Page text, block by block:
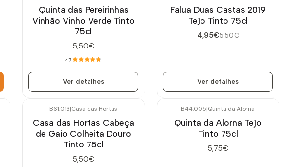
Quinta das Pereirinhas
Vinhão Vinho Verde Tinto
75cl
5,50€
4.7
Ver detalhes
Esgotado
Falua Duas Castas 2019
Tejo Tinto 75cl
4,95€5,50€
Ver detalhes
B61.013|Casa das Hortas
Casa das Hortas Cabeça
de Gaio Colheita Douro
Tinto 75cl
5,50€
B44.005|Quinta da Alorna
Quinta da Alorna Tejo
Tinto 75cl
5,75€